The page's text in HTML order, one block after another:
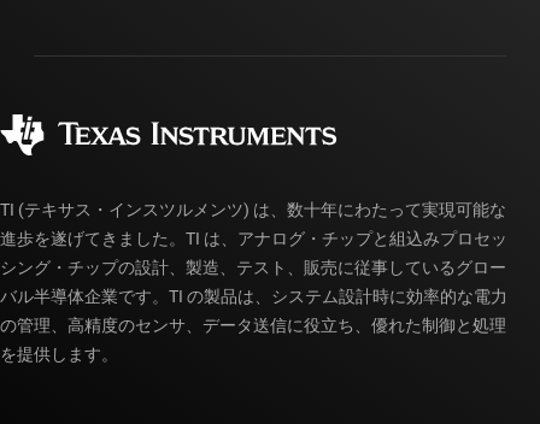
myTI アカウントの FAQ
ご注文に関する FAQ
TI (テキサス・インスツルメンツ) は、数十年にわたって実現可能な
進歩を遂げてきました。TI は、アナログ・チップと組込みプロセッ
シング・チップの設計、製造、テスト、販売に従事しているグロー
バル半導体企業です。TI の製品は、システム設計時に効率的な電力
の管理、高精度のセンサ、データ送信に役立ち、優れた制御と処理
を提供します。